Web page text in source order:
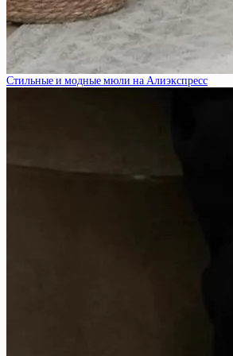
Стильные и модные мюли на Алиэкспресс